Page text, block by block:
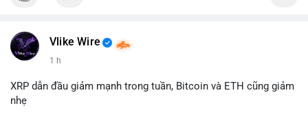
Vlike Wire
1 h
XRP dẫn đầu giảm mạnh trong tuần, Bitcoin và ETH cũng giảm
nhẹ